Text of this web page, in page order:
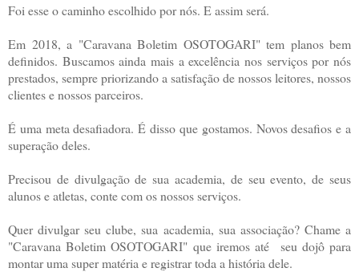
Foi esse o caminho escolhido por nós. E assim será.
Em 2018, a "Caravana Boletim OSOTOGARI" tem planos bem
definidos. Buscamos ainda mais a excelência nos serviços por nós
prestados, sempre priorizando a satisfação de nossos leitores, nossos
clientes e nossos parceiros.
É uma meta desafiadora. É disso que gostamos. Novos desafios e a
superação deles.
Precisou de divulgação de sua academia, de seu evento, de seus
alunos e atletas, conte com os nossos serviços.
Quer divulgar seu clube, sua academia, sua associação? Chame a
"Caravana Boletim OSOTOGARI" que iremos até seu dojô para
montar uma super matéria e registrar toda a história dele.